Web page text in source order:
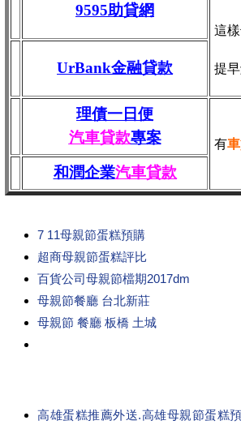
這
提
9595助貸網
UrBank金融貸款
理債一日便
汽車貸款專案 有
和潤企業汽車貸款
7 11母親節蛋糕預購
超商母親節蛋糕評比
百貨公司母親節檔期2017dm
母親節餐廳 台北新莊
母親節 餐廳 板橋 土城
高雄蛋糕推薦外送.高雄母親節蛋糕